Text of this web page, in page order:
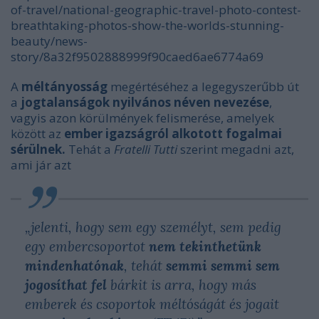
of-travel/national-geographic-travel-photo-contest-
breathtaking-photos-show-the-worlds-stunning-
beauty/news-
story/8a32f9502888999f90caed6ae6774a69
A méltányosság megértéséhez a legegyszerűbb út
a jogtalanságok nyilvános néven nevezése,
vagyis azon körülmények felismerése, amelyek
között az ember igazságról alkotott fogalmai
sérülnek. Tehát a Fratelli Tutti szerint megadni azt,
ami jár azt
„jelenti, hogy sem egy személyt, sem pedig
egy embercsoportot nem tekinthetünk
mindenhatónak, tehát semmi semmi sem
jogosíthat fel bárkit is arra, hogy más
emberek és csoportok méltóságát és jogait